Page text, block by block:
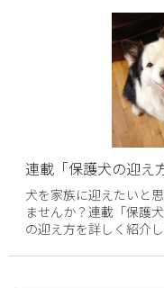
連載「保護犬の迎え
犬を家族に迎えたいと
ませんか？連載「保護
の迎え方を詳しく紹介し